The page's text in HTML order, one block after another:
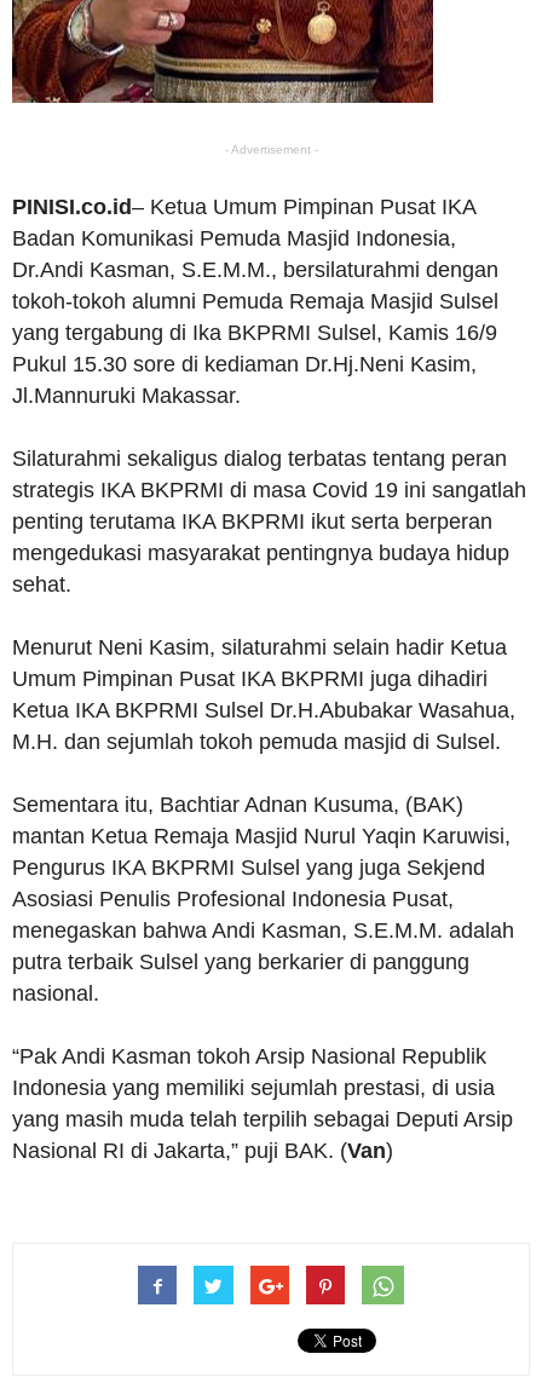
- Advertisement -
PINISI.co.id– Ketua Umum Pimpinan Pusat IKA
Badan Komunikasi Pemuda Masjid Indonesia,
Dr.Andi Kasman, S.E.M.M., bersilaturahmi dengan
tokoh-tokoh alumni Pemuda Remaja Masjid Sulsel
yang tergabung di Ika BKPRMI Sulsel, Kamis 16/9
Pukul 15.30 sore di kediaman Dr.Hj.Neni Kasim,
Jl.Mannuruki Makassar.
Silaturahmi sekaligus dialog terbatas tentang peran
strategis IKA BKPRMI di masa Covid 19 ini sangatlah
penting terutama IKA BKPRMI ikut serta berperan
mengedukasi masyarakat pentingnya budaya hidup
sehat.
Menurut Neni Kasim, silaturahmi selain hadir Ketua
Umum Pimpinan Pusat IKA BKPRMI juga dihadiri
Ketua IKA BKPRMI Sulsel Dr.H.Abubakar Wasahua,
M.H. dan sejumlah tokoh pemuda masjid di Sulsel.
Sementara itu, Bachtiar Adnan Kusuma, (BAK)
mantan Ketua Remaja Masjid Nurul Yaqin Karuwisi,
Pengurus IKA BKPRMI Sulsel yang juga Sekjend
Asosiasi Penulis Profesional Indonesia Pusat,
menegaskan bahwa Andi Kasman, S.E.M.M. adalah
putra terbaik Sulsel yang berkarier di panggung
nasional.
“Pak Andi Kasman tokoh Arsip Nasional Republik
Indonesia yang memiliki sejumlah prestasi, di usia
yang masih muda telah terpilih sebagai Deputi Arsip
Nasional RI di Jakarta,” puji BAK. (Van)